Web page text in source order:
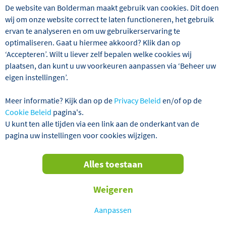
VERTREKGARANTIES!
De magische wonderen zijn de wereld nog niet uit! Op
maar een paar uur vliegen duikt u in een compleet andere
land met een rijke historie en weet u daarnaast met zijn
indrukwekkende natuur te verrassen. Deze reis biedt het
met de eeuwenoude historie en Arabische sfeer. De
Romeinse bouwwerken van Jerash vormen een prachtig
decor. Natuurlijk mag een bezoek aan het wereldwonder
De website van Bolderman maakt gebruik van cookies. Dit doen
wij om onze website correct te laten functioneren, het gebruik
ervan te analyseren en om uw gebruikerservaring te
optimaliseren. Gaat u hiermee akkoord? Klik dan op
‘Accepteren’. Wilt u liever zelf bepalen welke cookies wij
plaatsen, dan kunt u uw voorkeuren aanpassen via ‘Beheer uw
eigen instellingen’.
Meer informatie? Kijk dan op de Privacy Beleid en/of op de
Cookie Beleid pagina's.
U kunt ten alle tijden via een link aan de onderkant van de
pagina uw instellingen voor cookies wijzigen.
Aanpassen
Weigeren
Alles toestaan